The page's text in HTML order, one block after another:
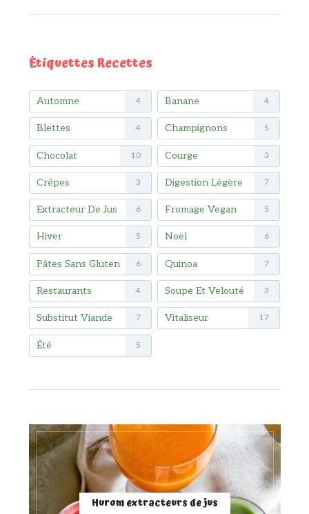
Étiquettes Recettes
Automne 4 Banane 4
Blettes 4 Champignons 5
Chocolat 10 Courge 3
Crêpes 3 Digestion Légère 7
Extracteur De Jus 6 Fromage Vegan 5
Hiver 5 Noël 6
Pâtes Sans Gluten 6 Quinoa 7
Restaurants 4 Soupe Et Velouté 3
Substitut Viande 7 Vitaliseur 17
Été 5
Hurom extracteurs de jus